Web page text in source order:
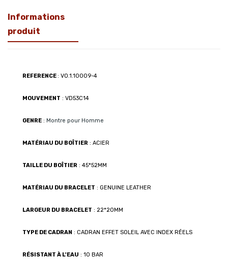
Informations
produit
REFERENCE : VO.1.10009-4
MOUVEMENT : VD53C14
GENRE : Montre pour Homme
MATÉRIAU DU BOÎTIER : ACIER
TAILLE DU BOÎTIER : 45*52MM
MATÉRIAU DU BRACELET : GENUINE LEATHER
LARGEUR DU BRACELET : 22*20MM
TYPE DE CADRAN : CADRAN EFFET SOLEIL AVEC INDEX RÉELS
RÉSISTANT À L'EAU : 10 BAR